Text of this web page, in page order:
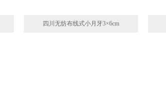
四川无纺布线式小月牙3×6cm